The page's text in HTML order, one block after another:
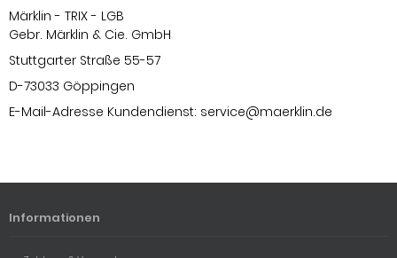
Märklin - TRIX - LGB
Gebr. Märklin & Cie. GmbH
Stuttgarter Straße 55-57
D-73033 Göppingen
E-Mail-Adresse Kundendienst: service@maerklin.de
Informationen